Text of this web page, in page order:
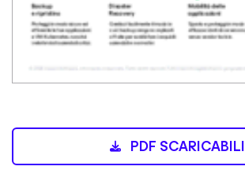
PDF SCARICABILI